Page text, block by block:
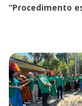
“Procedimento